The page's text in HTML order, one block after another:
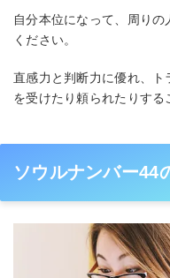
自分本位になって、周り
ください。
直感力と判断力に優れ、
を受けたり頼られたりする
ソウルナンバー44